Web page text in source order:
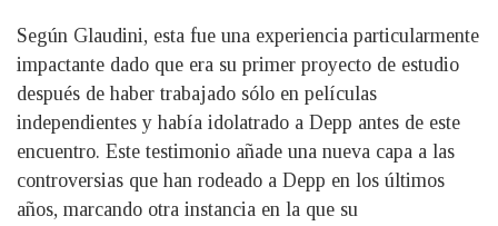
Según Glaudini, esta fue una experiencia particularmente
impactante dado que era su primer proyecto de estudio
después de haber trabajado sólo en películas
independientes y había idolatrado a Depp antes de este
encuentro. Este testimonio añade una nueva capa a las
controversias que han rodeado a Depp en los últimos
años, marcando otra instancia en la que su